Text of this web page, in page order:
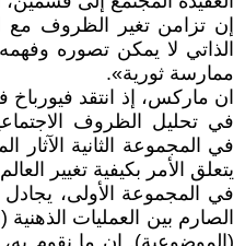
إن تزامن تغير الظروف مع
الذاتي لا يمكن تصوره
ممارسة ثورية».
ان ماركس، إذ انتقد
في تحليل الظروف
في المجموعة الثانية الآثار
يتعلق الأمر بكيفية تغيير
في المجموعة الأولى،
الصارم بين العمليات